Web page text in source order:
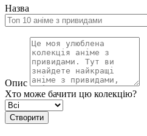
Назва
Опис
Хто може бачити цю колекцію?
Створити